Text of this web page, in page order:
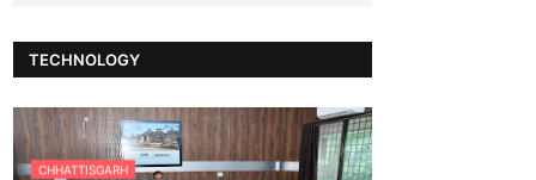
TECHNOLOGY
CHHATTISGARH